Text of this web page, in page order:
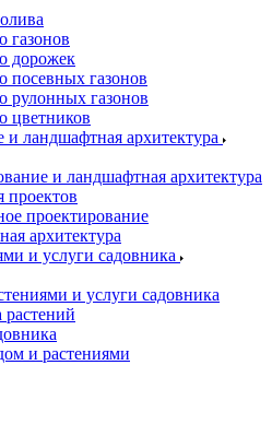
газонов
дорожек
посевных газонов
рулонных газонов
цветников
и ландшафтная архитектура
и ландшафтная архитектура
проектов
проектирование
архитектура
и услуги садовника
и услуги садовника
растений
и растениями